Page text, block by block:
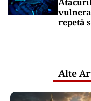
repetă
Alte